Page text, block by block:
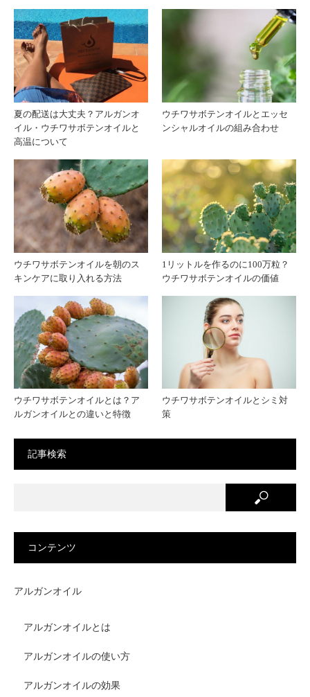
イル
でセ
ルラ
イト
ケア
は可
能？
アに
アル
ガン
オイ
ルが
向い
てい
る理
夏の配送は大丈夫？アルガンオ
イル・ウチワサボテンオイルと
高温について
ウチワサボテンオイルとエッセ
ンシャルオイルの組み合わせ
ウチワサボテンオイルを朝のス
キンケアに取り入れる方法
1リットルを作るのに100万粒？
ウチワサボテンオイルの価値
ウチワサボテンオイルとは？ア
ルガンオイルとの違いと特徴
ウチワサボテンオイルとシミ対
策
記事検索
コンテンツ
アルガンオイル
アルガンオイルとは
アルガンオイルの使い方
アルガンオイルの効果